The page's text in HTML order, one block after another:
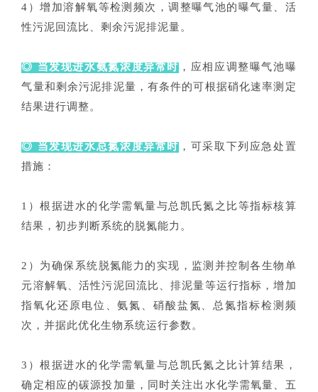
4）增加溶解氧等检测频次，调整曝气池的曝气量、活
性污泥回流比、剩余污泥排泥量。
◎ 当发现进水氨氮浓度异常时 ，应相应调整曝气池曝
气量和剩余污泥排泥量，有条件的可根据硝化速率测定
结果进行调整。
◎ 当发现进水总氮浓度异常时 ，可采取下列应急处置
措施：
1）根据进水的化学需氧量与总凯氏氮之比等指标核算
结果，初步判断系统的脱氮能力。
2）为确保系统脱氮能力的实现，监测并控制各生物单
元溶解氧、活性污泥回流比、排泥量等运行指标，增加
指氧化还原电位、氨氮、硝酸盐氮、总氮指标检测频
次，并据此优化生物系统运行参数。
3）根据进水的化学需氧量与总凯氏氮之比计算结果，
确定相应的碳源投加量，同时关注出水化学需氧量、五